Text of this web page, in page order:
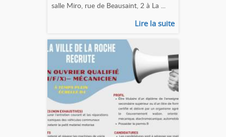
salle Miro, rue de Beausaint, 2 à La ...
Lire la suite